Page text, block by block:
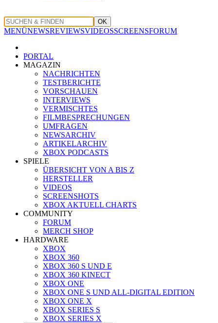
OK
MENÜNEWSREVIEWSVIDEOSSCREENSFORUM
PORTAL
MAGAZIN
NACHRICHTEN
TESTBERICHTE
VORSCHAUEN
INTERVIEWS
VERMISCHTES
FILMBESPRECHUNGEN
UMFRAGEN
NEWSARCHIV
ARTIKELARCHIV
XBOX PODCASTS
SPIELE
ÜBERSICHT VON A BIS Z
HERSTELLER
VIDEOS
SCREENSHOTS
XBOX AKTUELL CHARTS
COMMUNITY
FORUM
MERCH SHOP
HARDWARE
XBOX
XBOX 360
XBOX 360 S UND E
XBOX 360 KINECT
XBOX ONE
XBOX ONE S UND ALL-DIGITAL EDITION
XBOX ONE X
XBOX SERIES S
XBOX SERIES X